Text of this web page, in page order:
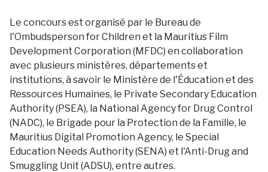
Le concours est organisé par le Bureau de
l'Ombudsperson for Children et la Mauritius Film
Development Corporation (MFDC) en collaboration
avec plusieurs ministères, départements et
institutions, à savoir le Ministère de l'Éducation et des
Ressources Humaines, le Private Secondary Education
Authority (PSEA), la National Agency for Drug Control
(NADC), le Brigade pour la Protection de la Famille, le
Mauritius Digital Promotion Agency, le Special
Education Needs Authority (SENA) et l'Anti-Drug and
Smuggling Unit (ADSU), entre autres.